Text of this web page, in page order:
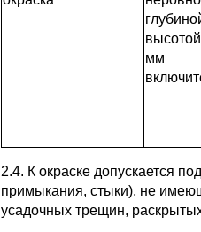
мм
2.4. К окраске допускается
примыкания, стыки), не
усадочных трещин,